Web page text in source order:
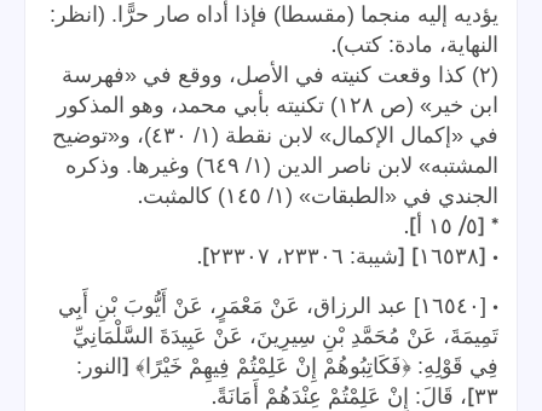
يؤديه إليه منجما (مقسطا) فإذا أداه صار حرًّا. (انظر:
النهاية، مادة: كتب).
(٢) كذا وقعت كنيته في الأصل، ووقع في «فهرسة
ابن خير» (ص ١٢٨) تكنيته بأبي محمد، وهو المذكور
في «إكمال الإكمال» لابن نقطة (١/ ٤٣٠)، و«توضيح
المشتبه» لابن ناصر الدين (١/ ٦٤٩) وغيرها. وذكره
الجندي في «الطبقات» (١/ ١٤٥) كالمثبت
.
* [٥/ ١٥ أ].
• [١٦٥٣٨] [شيبة: ٢٣٣٠٦، ٢٣٣٠٧
].
•
[١٦٥٤٠] عبد الرزاق، عَنْ مَعْمَرٍ، عَنْ أَيُّوبَ بْنِ أَبِي
تَمِيمَةَ، عَنْ مُحَمَّدِ بْنِ سِيرِينَ، عَنْ عَبِيدَةَ السَّلْمَانِيِّ
فِي قَوْلِهِ: ﴿فَكَاتِبُوهُمْ إِنْ عَلِمْتُمْ فِيهِمْ خَيْرًا﴾ [النور:
٣٣]، قَالَ: إِنْ عَلِمْتُمْ عِنْدَهُمْ أَمَانَةً.